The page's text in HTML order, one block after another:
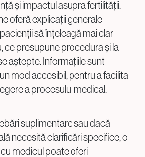
și impactul asupra fertilității.
oferă explicații generale
să înțeleagă mai clar
ce presupune procedura și la
aștepte. Informațiile sunt
mod accesibil, pentru a facilita
a procesului medical.
suplimentare sau dacă
necesită clarificări specifice, o
medicul poate oferi